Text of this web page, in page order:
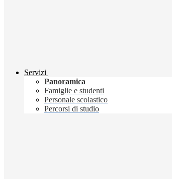
Servizi
Panoramica
Famiglie e studenti
Personale scolastico
Percorsi di studio